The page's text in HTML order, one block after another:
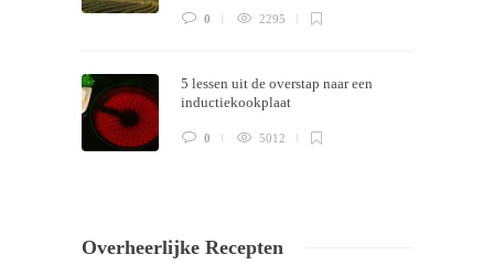
0 2295
5 lessen uit de overstap naar een
inductiekookplaat
0 5012
Overheerlijke Recepten